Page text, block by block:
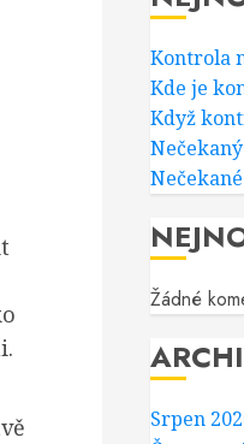
Kontrola
Kde je
Když
Žádné
Srpen